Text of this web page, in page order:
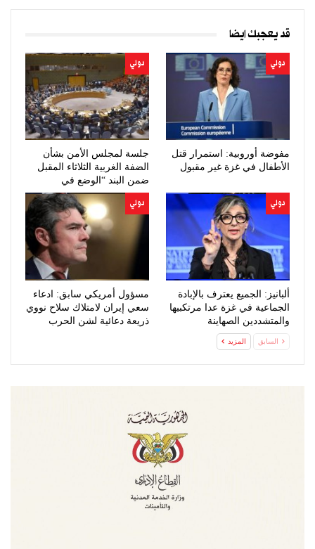
قد يعجبك ايضا
دولي
مفوضة أوروبية: استمرار قتل
الأطفال في غزة غير مقبول
دولي
جلسة لمجلس الأمن بشأن
الضفة الغربية الثلاثاء المقبل
ضمن البند “الوضع في
الشرق…
دولي
ألبانيز: الجميع يعترف بالإبادة
الجماعية في غزة عدا مرتكبيها
والمتشددين الصهاينة
دولي
مسؤول أمريكي سابق: ادعاء
سعي إيران لامتلاك سلاح نووي
ذريعة دعائية لشن الحرب
السابق المزيد